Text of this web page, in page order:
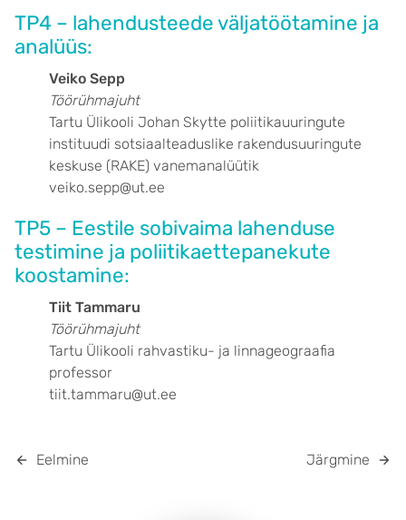
TP4 – lahendusteede väljatöötamine ja
analüüs:
Veiko Sepp
Töörühmajuht
Tartu Ülikooli Johan Skytte poliitikauuringute
instituudi sotsiaalteaduslike rakendusuuringute
keskuse (RAKE) vanemanalüütik
veiko.sepp@ut.ee
TP5 – Eestile sobivaima lahenduse
testimine ja poliitikaettepanekute
koostamine:
Tiit Tammaru
Töörühmajuht
Tartu Ülikooli rahvastiku- ja linnageograafia
professor
tiit.tammaru@ut.ee
Eelmine Järgmine